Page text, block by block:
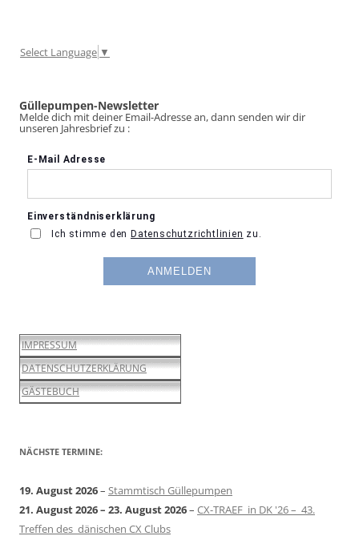
Select Language ▼
Güllepumpen-Newsletter
Melde dich mit deiner Email-Adresse an, dann senden wir dir
unseren Jahresbrief zu :
IMPRESSUM
DATENSCHUTZERKLÄRUNG
GÄSTEBUCH
NÄCHSTE TERMINE:
19. August 2026– Stammtisch Güllepumpen
21. August 2026– 23. August 2026– CX-TRAEF in DK '26 – 43.
Treffen des dänischen CX Clubs